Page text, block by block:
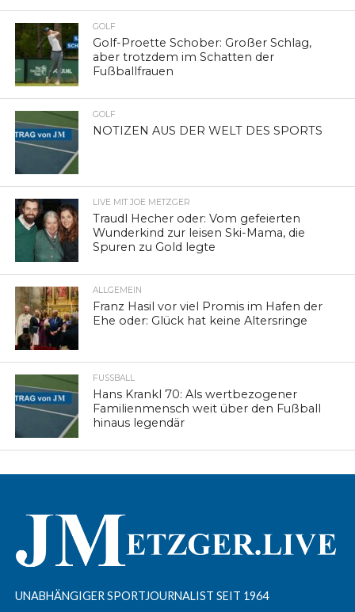
GOLF
Golf-Proette Schober: Großer Schlag,
aber trotzdem im Schatten der
Fußballfrauen
GOLF
NOTIZEN AUS DER WELT DES SPORTS
LIVE MIT JOE METZGER
Traudl Hecher oder: Vom gefeierten
Wunderkind zur leisen Ski-Mama, die
Spuren zu Gold legte
ALLGEMEIN
Franz Hasil vor viel Promis im Hafen der
Ehe oder: Glück hat keine Altersringe
FUSSBALL
Hans Krankl 70: Als wertbezogener
Familienmensch weit über den Fußball
hinaus legendär
UNABHÄNGIGER SPORTJOURNALIST SEIT 1964